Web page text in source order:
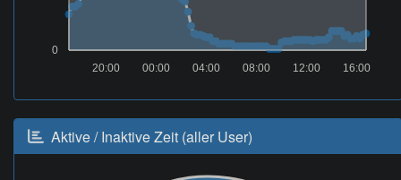
0
16:00
12:00
08:00
04:00
00:00
20:00
Aktive / Inaktive Zeit (aller User)